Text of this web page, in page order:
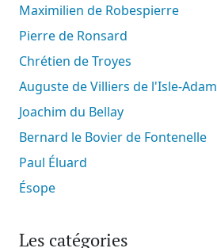
Maximilien de Robespierre
Pierre de Ronsard
Chrétien de Troyes
Auguste de Villiers de l'Isle-Adam
Joachim du Bellay
Bernard le Bovier de Fontenelle
Paul Éluard
Ésope
Les catégories